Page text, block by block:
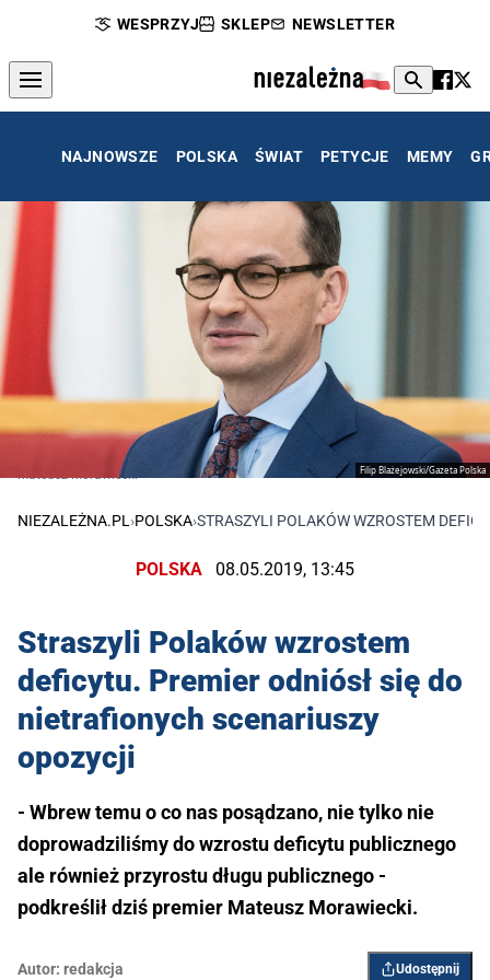
WESPRZYJ SKLEP NEWSLETTER
NAJNOWSZE POLSKA ŚWIAT PETYCJE MEMY
Filip Blażejowski/Gazeta Polska
Mateusz Morawiecki
NIEZALEŻNA.PL›POLSKA›STRASZYLI POLAKÓW WZROSTEM
POLSKA 08.05.2019, 13:45
Straszyli Polaków wzrostem
deficytu. Premier odniósł się do
nietrafionych scenariuszy
opozycji
- Wbrew temu o co nas posądzano, nie tylko nie
doprowadziliśmy do wzrostu deficytu publicznego
ale również przyrostu długu publicznego -
podkreślił dziś premier Mateusz Morawiecki.
Autor: redakcja Udostępnij